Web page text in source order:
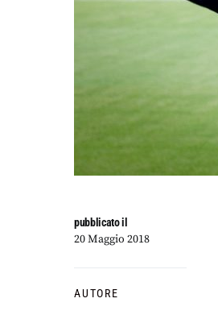
pubblicato il
20 Maggio 2018
AUTORE